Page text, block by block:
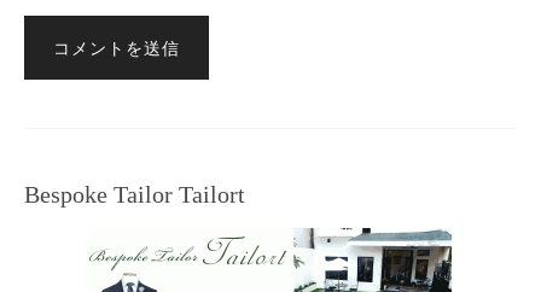
Bespoke Tailor Tailort